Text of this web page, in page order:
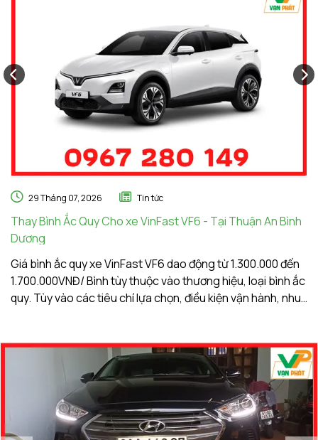
29 Tháng 07, 2026 Tin tức
Thay Bình Ắc Quy Cho xe VinFast VF6 - Tại Thuận An Bình
Dương
Giá bình ắc quy xe VinFast VF6 dao động từ 1.300.000 đến
1.700.000VNĐ/ Bình tùy thuộc vào thương hiệu, loại bình ắc
quy. Tùy vào các tiêu chí lựa chọn, điều kiện vận hành, nhu